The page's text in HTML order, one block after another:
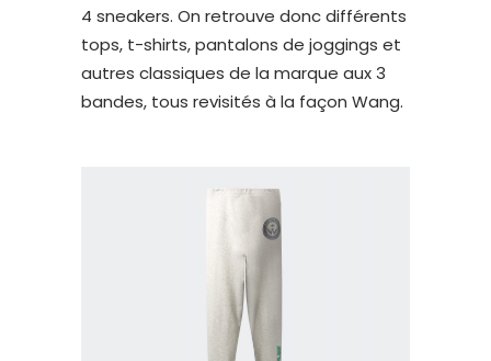
4 sneakers. On retrouve donc différents
tops, t-shirts, pantalons de joggings et
autres classiques de la marque aux 3
bandes, tous revisités à la façon Wang.